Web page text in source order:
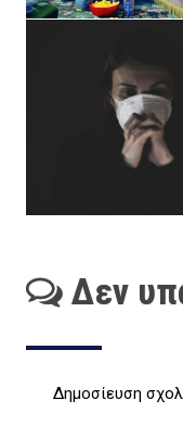
Δεν
Δημοσίευση